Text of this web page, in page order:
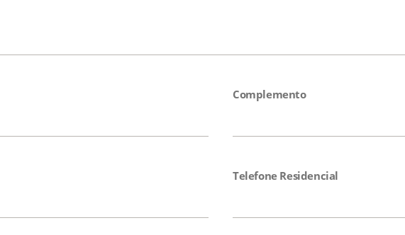
Complemento
Telefone Residencial